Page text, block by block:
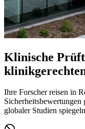
Klinische
Ihre Forscher reisen in
globaler Studien